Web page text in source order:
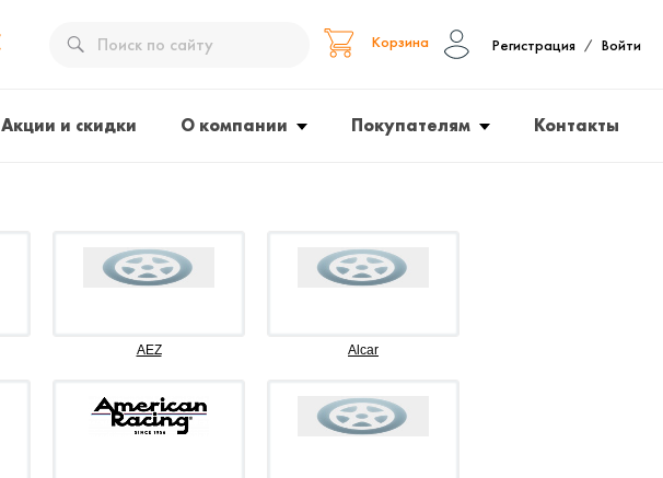
Корзина Регистрация / Войти
Акции и скидки О компании Покупателям Контакты
AEZ Alcar